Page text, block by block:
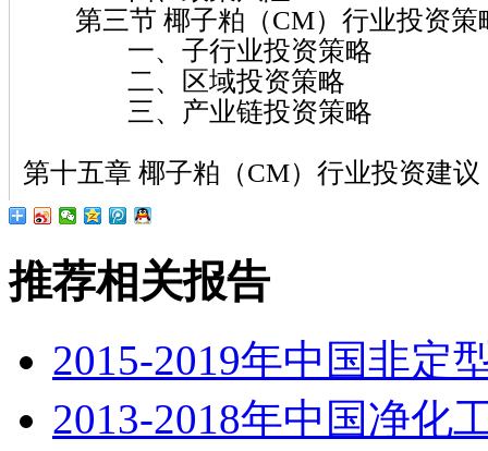
第三节 椰子粕（CM）行业投资策
一、子行业投资策略
二、区域投资策略
三、产业链投资策略
第十五章 椰子粕（CM）行业投资建议
推荐相关报告
2015-2019年中国非定
2013-2018年中国净化